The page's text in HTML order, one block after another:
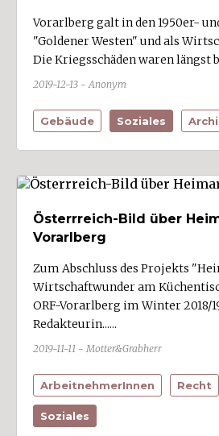
Treffer anzeigen
Vorarlberg galt in den 1950er-
"Goldener Westen" und als
Die Kriegsschäden waren längst
2019-12-13 - Anonym
Gebäude Soziales
Österrreich-Bild über
Vorarlberg
Zum Abschluss des Projekts
Wirtschaftwunder am
ORF-Vorarlberg im Winter 2018/
Redakteurin......
2019-11-11 - Motter&Grabherr
ArbeitnehmerInnen Recht
Soziales